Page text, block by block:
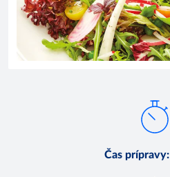
Čas prípravy: